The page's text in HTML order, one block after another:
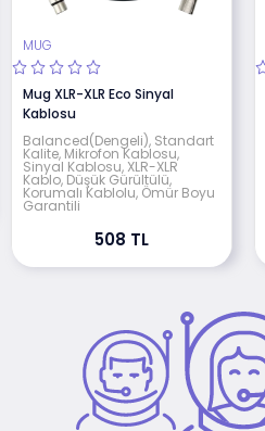
MUG
Mug XLR-XLR Eco Sinyal
Kablosu
Balanced(Dengeli), Standart
Kalite, Mikrofon Kablosu,
Sinyal Kablosu, XLR-XLR
Kablo, Düşük Gürültülü,
Korumalı Kablolu, Ömür Boyu
Garantili
508 TL